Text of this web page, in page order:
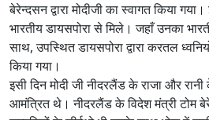
बेरेन्दसन द्वारा मोदीजी का स्वागत किया
भारतीय डायसपोरा से मिले। जहाँ उनका
साथ, उपस्थित डायसपोरा द्वारा करतल
किया गया।
इसी दिन मोदी जी नीदरलैंड के राजा और
आमंत्रित थे। नीदरलैंड के विदेश मंत्री टोम